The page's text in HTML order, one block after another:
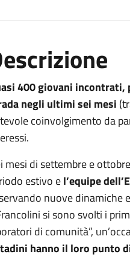
400 giovani incontrati,
negli ultimi sei mesi
coinvolgimento da
mesi di settembre e
estivo el’equipe
nuove dinamiche
si sono svolti i
di comunità”,
hanno il loro punto